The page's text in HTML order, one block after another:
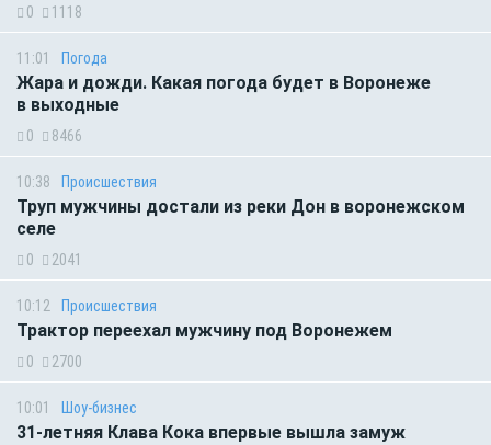
0 1118
11:01 Погода
Жара и дожди. Какая погода будет в Воронеже
в выходные
0 8466
10:38 Происшествия
Труп мужчины достали из реки Дон в воронежском
селе
0 2041
10:12 Происшествия
Трактор переехал мужчину под Воронежем
0 2700
10:01 Шоу-бизнес
31-летняя Клава Кока впервые вышла замуж